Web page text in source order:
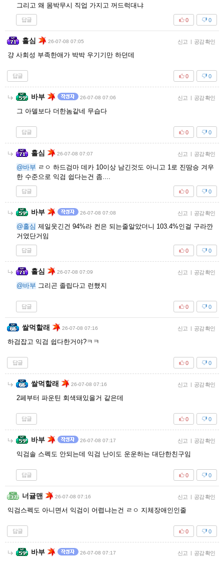
그리고 왜 몸박무시 직업 가지고 꺼드럭대냐
답글 0
0
홀심 26-07-08 07:05 신고 | 공감 확인
걍 사회성 부족한애가 박박 우기기만 하던데
답글 0
0
바부 26-07-08 07:06 신고 | 공감 확인
그 아델보다 더한놈같네 무습다
답글 0
0
홀심 26-07-08 07:07 신고 | 공감 확인
@바부 ㄹㅇ 하드검마 데카 10이상 남긴것도 아니고 1로 진땀승 겨우
한 수준으로 익검 쉽다는건 좀....
답글 0
0
바부 26-07-08 07:08 신고 | 공감 확인
@홀심 제일웃긴건 94%라 컨은 되는줄알았더니 103.4%인걸 구라깐
거였단거임
답글 0
0
홀심 26-07-08 07:09 신고 | 공감 확인
@바부 그리곤 졸립다고 런했지
답글 0
0
쌀먹할래 26-07-08 07:16 신고 | 공감 확인
하검잡고 익검 쉽다한거야?ㅋㅋ
답글 0
0
쌀먹할래 26-07-08 07:16 신고 | 공감 확인
2페부터 파운틴 회색돼있을거 같은데
답글 0
0
바부 26-07-08 07:17 신고 | 공감 확인
익검솔 스펙도 안되는데 익검 난이도 운운하는 대단한친구임
답글 0
0
너귤맨 26-07-08 07:16 신고 | 공감 확인
익검스펙도 아니면서 익검이 어렵냐는건 ㄹㅇ 지체장애인인줄
답글 0
0
바부 26-07-08 07:17 신고 | 공감 확인